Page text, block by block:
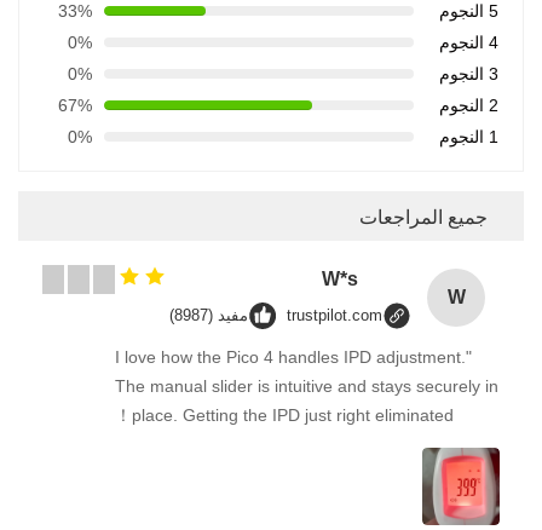
5 النجوم
33%
4 النجوم
0%
3 النجوم
0%
2 النجوم
67%
1 النجوم
0%
جميع المراجعات
W
W*s
trustpilot.com مفيد (8987)
"I love how the Pico 4 handles IPD adjustment.
The manual slider is intuitive and stays securely in
place. Getting the IPD just right eliminated！